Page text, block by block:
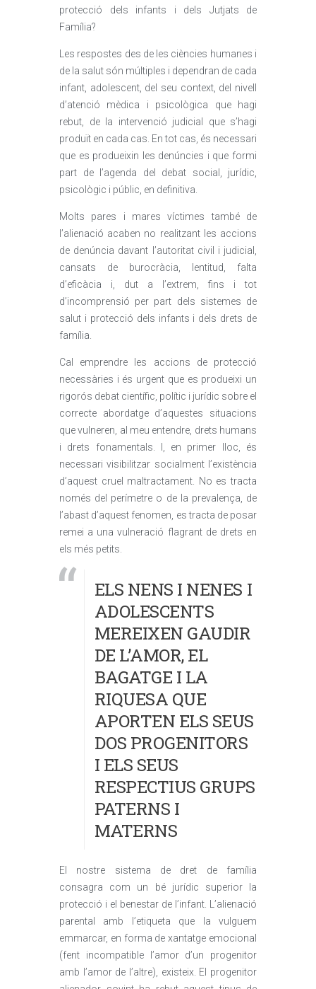
protecció dels infants i dels Jutjats de
Família?
Les respostes des de les ciències humanes i
de la salut són múltiples i dependran de cada
infant, adolescent, del seu context, del nivell
d’atenció mèdica i psicològica que hagi
rebut, de la intervenció judicial que s’hagi
produït en cada cas. En tot cas, és necessari
que es produeixin les denúncies i que formi
part de l’agenda del debat social, jurídic,
psicològic i públic, en definitiva.
Molts pares i mares víctimes també de
l’alienació acaben no realitzant les accions
de denúncia davant l’autoritat civil i judicial,
cansats de burocràcia, lentitud, falta
d’eficàcia i, dut a l’extrem, fins i tot
d’incomprensió per part dels sistemes de
salut i protecció dels infants i dels drets de
família.
Cal emprendre les accions de protecció
necessàries i és urgent que es produeixi un
rigorós debat científic, polític i jurídic sobre el
correcte abordatge d’aquestes situacions
que vulneren, al meu entendre, drets humans
i drets fonamentals. I, en primer lloc, és
necessari visibilitzar socialment l’existència
d’aquest cruel maltractament. No es tracta
només del perímetre o de la prevalença, de
l’abast d’aquest fenomen, es tracta de posar
remei a una vulneració flagrant de drets en
els més petits.
ELS NENS I NENES I
ADOLESCENTS
MEREIXEN GAUDIR
DE L’AMOR, EL
BAGATGE I LA
RIQUESA QUE
APORTEN ELS SEUS
DOS PROGENITORS
I ELS SEUS
RESPECTIUS GRUPS
PATERNS I
MATERNS
El nostre sistema de dret de família
consagra com un bé jurídic superior la
protecció i el benestar de l’infant. L’alienació
parental amb l’etiqueta que la vulguem
emmarcar, en forma de xantatge emocional
(fent incompatible l’amor d’un progenitor
amb l’amor de l’altre), existeix. El progenitor